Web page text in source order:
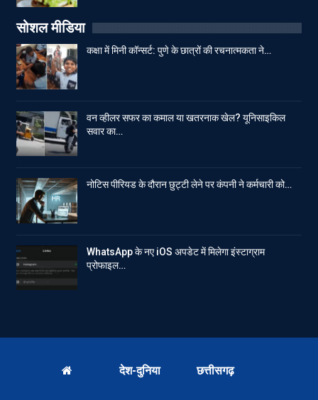
सोशल मीडिया
कक्षा में मिनी कॉन्सर्ट: पुणे के छात्रों की रचनात्मकता ने…
वन व्हीलर सफर का कमाल या खतरनाक खेल? यूनिसाइकिल
सवार का…
नोटिस पीरियड के दौरान छुट्टी लेने पर कंपनी ने कर्मचारी को…
WhatsApp के नए iOS अपडेट में मिलेगा इंस्टाग्राम
प्रोफाइल…
देश-दुनिया छत्तीसगढ़